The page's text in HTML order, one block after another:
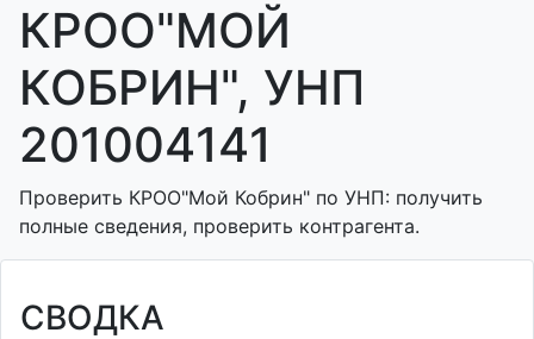
КРОО"МОЙ
КОБРИН", УНП
201004141
Проверить КРОО"Мой Кобрин" по УНП: получить
полные сведения, проверить контрагента.
СВОДКА